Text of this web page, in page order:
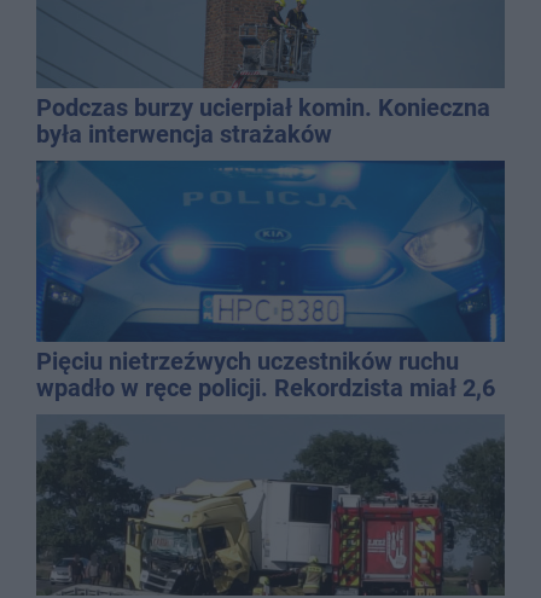
Podczas burzy ucierpiał komin. Konieczna
była interwencja strażaków
Pięciu nietrzeźwych uczestników ruchu
wpadło w ręce policji. Rekordzista miał 2,6
promila